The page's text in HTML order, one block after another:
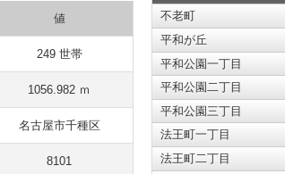
値
249 世帯
1056.982 ｍ
名古屋市千種区
8101
不老町
平和が丘
平和公園一丁目
平和公園二丁目
平和公園三丁目
法王町一丁目
法王町二丁目